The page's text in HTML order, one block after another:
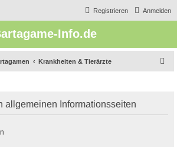
Anmelden
Registrieren
Info.de
Krankheiten & Tierärzte
e
allgemeinen Informationsseiten